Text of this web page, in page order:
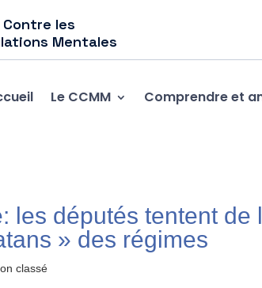
les
Mentales
Le CCMM Comprendre et
les députés tentent de
» des régimes
classé